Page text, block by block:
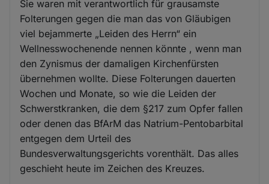
Sie waren mit verantwortlich für grausamste
Folterungen gegen die man das von Gläubigen
viel bejammerte „Leiden des Herrn“ ein
Wellnesswochenende nennen könnte , wenn man
den Zynismus der damaligen Kirchenfürsten
übernehmen wollte. Diese Folterungen dauerten
Wochen und Monate, so wie die Leiden der
Schwerstkranken, die dem §217 zum Opfer fallen
oder denen das BfArM das Natrium-Pentobarbital
entgegen dem Urteil des
Bundesverwaltungsgerichts vorenthält. Das alles
geschieht heute im Zeichen des Kreuzes.